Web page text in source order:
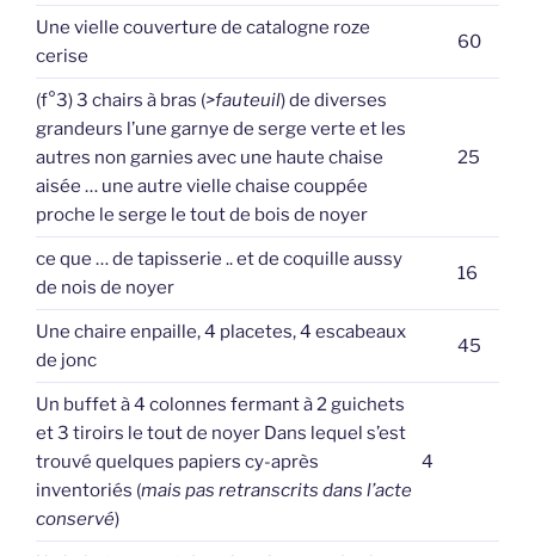
Une vielle couverture de catalogne roze
cerise
60
(f°3) 3 chairs à bras (>fauteuil) de diverses
grandeurs l’une garnye de serge verte et les
autres non garnies avec une haute chaise
aisée … une autre vielle chaise couppée
proche le serge le tout de bois de noyer
25
ce que … de tapisserie .. et de coquille aussy
de nois de noyer
16
Une chaire enpaille, 4 placetes, 4 escabeaux
de jonc
45
Un buffet à 4 colonnes fermant à 2 guichets
et 3 tiroirs le tout de noyer Dans lequel s’est
trouvé quelques papiers cy-après
inventoriés (mais pas retranscrits dans l’acte
conservé)
4